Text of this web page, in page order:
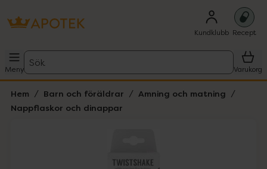
Kundklubb Recept
Meny
Sök
Varukorg
Hem Barn och föräldrar
Amning och matning
Nappflaskor och dinappar